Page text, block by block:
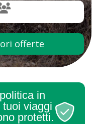
offerte
in
viaggi
protetti.